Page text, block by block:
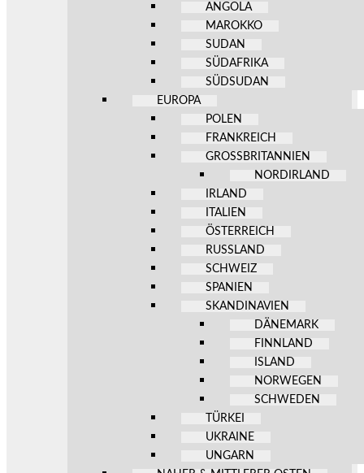
ANGOLA
MAROKKO
SUDAN
SÜDAFRIKA
SÜDSUDAN
EUROPA
POLEN
FRANKREICH
GROSSBRITANNIEN
NORDIRLAND
IRLAND
ITALIEN
ÖSTERREICH
RUSSLAND
SCHWEIZ
SPANIEN
SKANDINAVIEN
DÄNEMARK
FINNLAND
ISLAND
NORWEGEN
SCHWEDEN
TÜRKEI
UKRAINE
UNGARN